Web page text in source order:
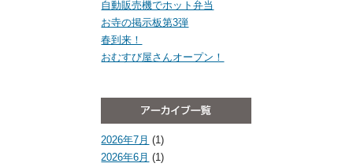
自動販売機でホット弁当
お寺の掲示板第3弾
春到来！
おむすび屋さんオープン！
2026年7月 (1)
2026年6月 (1)